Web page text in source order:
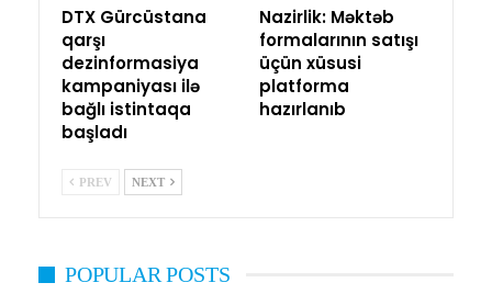
DTX Gürcüstana
qarşı
dezinformasiya
kampaniyası ilə
bağlı istintaqa
başladı
Nazirlik: Məktəb
formalarının satışı
üçün xüsusi
platforma
hazırlanıb
PREV NEXT
POPULAR POSTS